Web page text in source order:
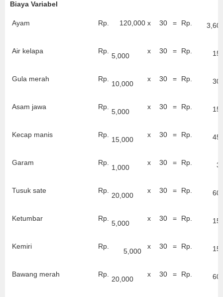
Biaya Variabel
Ayam Rp. 120,000 x 30 = Rp.
Air kelapa Rp.
5,000
x 30 = Rp.
Gula merah Rp.
10,000
x 30 = Rp.
Asam jawa Rp.
5,000
x 30 = Rp.
Kecap manis Rp.
15,000
x 30 = Rp.
Garam Rp.
1,000
x 30 = Rp.
Tusuk sate Rp.
20,000
x 30 = Rp.
Ketumbar Rp.
5,000
x 30 = Rp.
Kemiri Rp.
5,000
x 30 = Rp.
Bawang merah Rp.
20,000
x 30 = Rp.